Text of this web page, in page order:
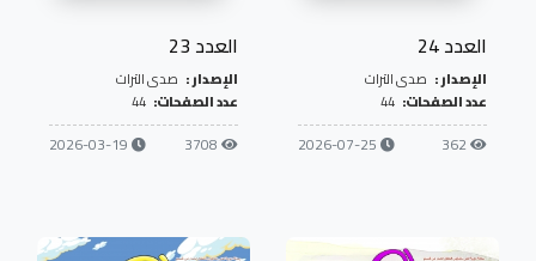
العدد 24
الإصدار : صدى التراث
عدد الصفحات: 44
362
2026-07-25
العدد 23
الإصدار : صدى التراث
عدد الصفحات: 44
3708
2026-03-19